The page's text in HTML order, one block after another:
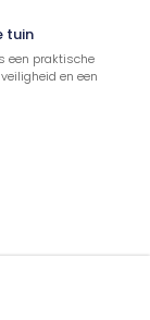
tuin
een praktische
en een